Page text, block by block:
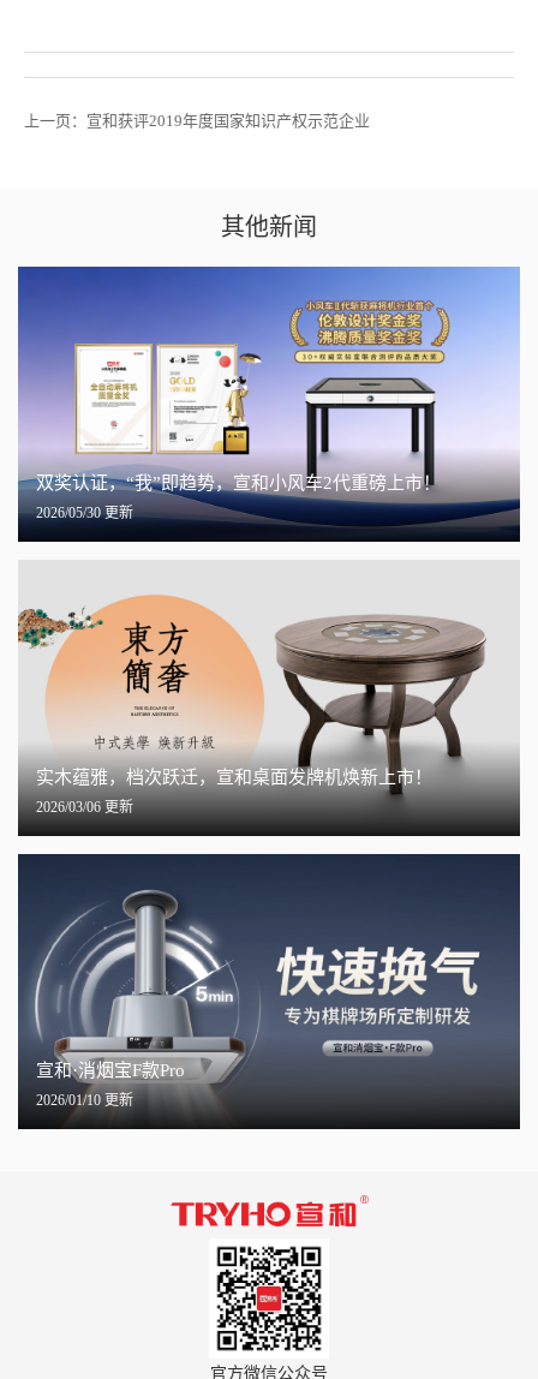
上一页： 宣和获评2019年度国家知识产权示范企业
其他新闻
双奖认证，“我”即趋势，宣和小风车2代重磅上市！
2026/05/30 更新
实木蕴雅，档次跃迁，宣和桌面发牌机焕新上市！
2026/03/06 更新
宣和·消烟宝F款Pro
2026/01/10 更新
官方微信公众号